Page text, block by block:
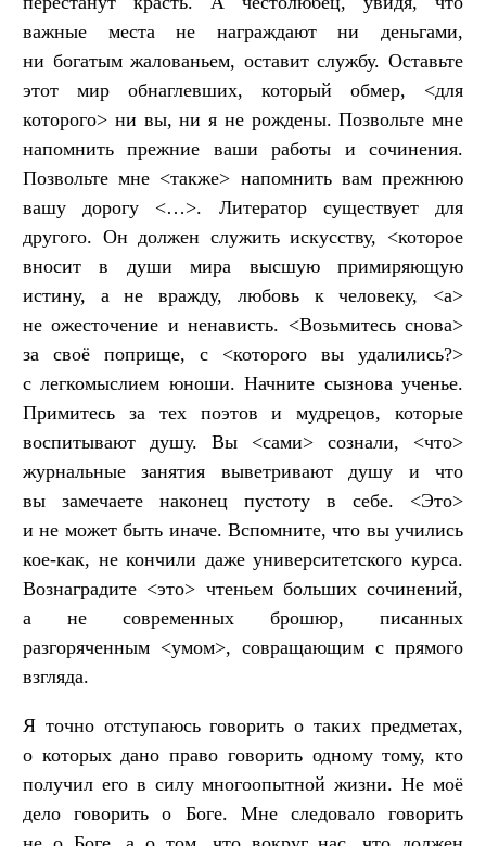
важные места не награждают ни деньгами,
ни богатым жалованьем, оставит службу. Оставьте
этот мир обнаглевших, который обмер, <для
которого> ни вы, ни я не рождены. Позвольте мне
напомнить прежние ваши работы и сочинения.
Позвольте мне <также> напомнить вам прежнюю
вашу дорогу <…>. Литератор существует для
другого. Он должен служить искусству, <которое
вносит в души мира высшую примиряющую
истину, а не вражду, любовь к человеку, <а>
не ожесточение и ненависть. <Возьмитесь снова>
за своё поприще, с <которого вы удалились?>
с легкомыслием юноши. Начните сызнова ученье.
Примитесь за тех поэтов и мудрецов, которые
воспитывают душу. Вы <сами> сознали, <что>
журнальные занятия выветривают душу и что
вы замечаете наконец пустоту в себе. <Это>
и не может быть иначе. Вспомните, что вы учились
кое-как, не кончили даже университетского курса.
Вознаградите <это> чтеньем больших сочинений,
а не современных брошюр, писанных
разгоряченным <умом>, совращающим с прямого
взгляда.
Я точно отступаюсь говорить о таких предметах,
о которых дано право говорить одному тому, кто
получил его в силу многоопытной жизни. Не моё
дело говорить о Боге. Мне следовало говорить